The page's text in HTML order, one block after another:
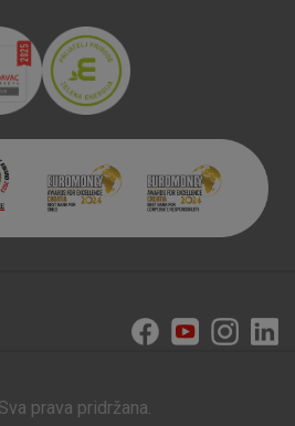
prava pridržana.